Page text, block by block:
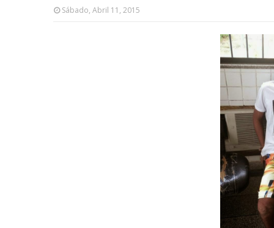
Sábado, Abril 11, 2015